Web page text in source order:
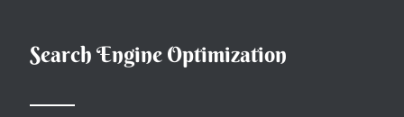
Search Engine Optimization